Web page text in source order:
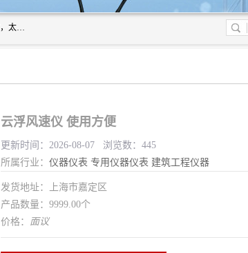
上海宇叶电子科技有限公司是吊钩视频监控、升降机监控、卸料平台监控、塔吊防碰撞、黑匣子防碰撞、风速仪，太阳能障碍灯安全提示灯等一系列升降机的常用配件产品专业研发生产加工的公司，拥有完整、科学的质量管理体系。
云浮风速仪 使用方便
更新时间：2026-08-07 浏览数：445
所属行业： 仪器仪表 专用仪器仪表 建筑工程仪器
发货地址：上海市嘉定区
产品数量：9999.00个
价格： 面议